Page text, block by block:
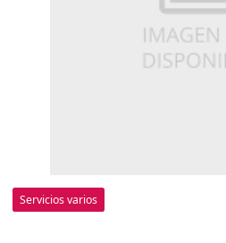
Servicios varios